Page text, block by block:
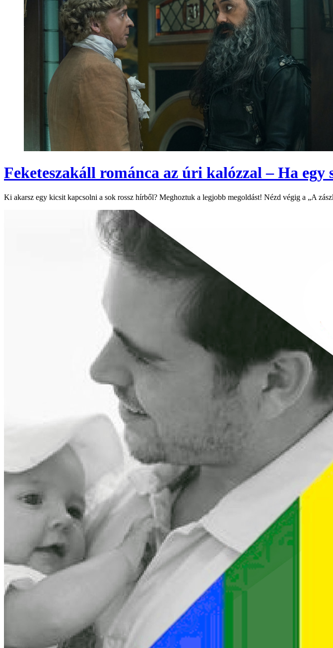
Feketeszakáll románca az úri kalózzal – Ha egy
Ki akarsz egy kicsit kapcsolni a sok rossz hírből? Meghoztuk a legjobb megoldást! Nézd végig a „A